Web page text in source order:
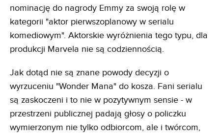
nominację do nagrody Emmy za swoją rolę w
kategorii "aktor pierwszoplanowy w serialu
komediowym". Aktorskie wyróżnienia tego typu, dla
produkcji Marvela nie są codziennością.
Jak dotąd nie są znane powody decyzji o
wyrzuceniu "Wonder Mana" do kosza. Fani serialu
są zaskoczeni i to nie w pozytywnym sensie - w
przestrzeni publicznej padają głosy o policzku
wymierzonym nie tylko odbiorcom, ale i twórcom,